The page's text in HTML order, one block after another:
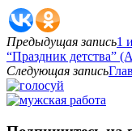
Предыдущая запись1
“Праздник детства”
Следующая запись